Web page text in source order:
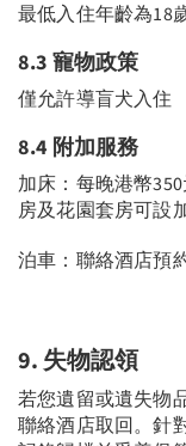
最低入住年齡為18歲
8.3 寵物政策
僅允許導盲犬入住
8.4 附加服務
加床：每晚港幣
房及花園套房可設
泊車：聯絡酒店預
9. 失物認領
若您遺留或遺失物
聯絡酒店取回。針